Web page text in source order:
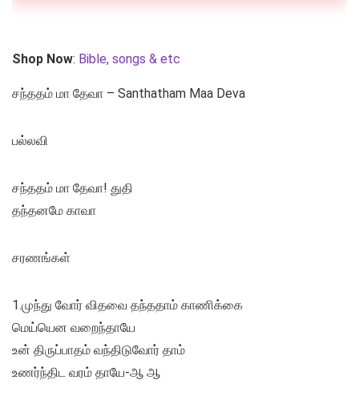
Shop Now: Bible, songs & etc
சந்ததம் மா தேவா – Santhatham Maa Deva
பல்லவி
சந்ததம் மா தேவா! துதி
தந்தனமே காவா
சரணங்கள்
1.முந்து வோர் விதவை தந்ததாம் காணிக்கை
மெய்யென வறைந்தாயே
உன் திருப்பாதம் வந்திடுவோர் தாம்
உணர்ந்திட வரம் தாயே-ஆ ஆ